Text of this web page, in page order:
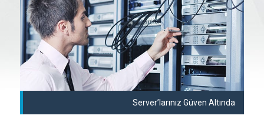
Server’larınız Güven Altında